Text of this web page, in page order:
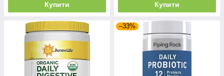
Купити Купити
–33%